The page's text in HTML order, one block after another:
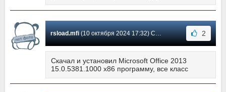
rsload.mfi(10 октября 2024 17:32) Сообщение #1774 2
Скачал и установил Microsoft Office 2013
15.0.5381.1000 x86 программу, все класс